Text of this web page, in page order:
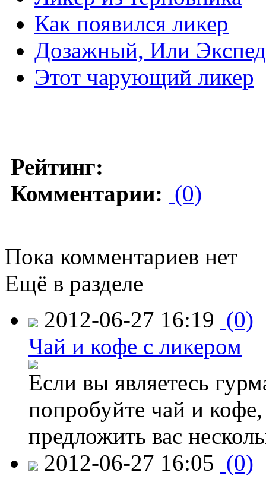
Как появился ликер
Дозажный, Или
Этот чарующий ликер
Рейтинг:
Комментарии: (0)
Пока комментариев нет
Ещё в разделе
2012-06-27 16:19 (0)
Чай и кофе с ликером
Если вы являетесь
попробуйте чай и
предложить вас
2012-06-27 16:05 (0)